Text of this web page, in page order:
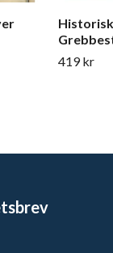
419 kr